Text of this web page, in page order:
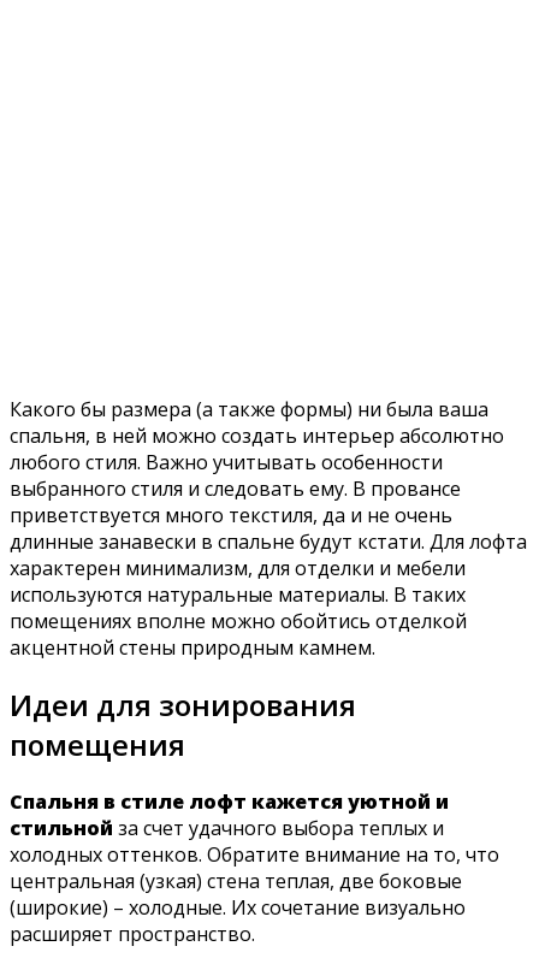
Какого бы размера (а также формы) ни была ваша
спальня, в ней можно создать интерьер абсолютно
любого стиля. Важно учитывать особенности
выбранного стиля и следовать ему. В провансе
приветствуется много текстиля, да и не очень
длинные занавески в спальне будут кстати. Для лофта
характерен минимализм, для отделки и мебели
используются натуральные материалы. В таких
помещениях вполне можно обойтись отделкой
акцентной стены природным камнем.
Идеи для зонирования
помещения
Спальня в стиле лофт кажется уютной и
стильной за счет удачного выбора теплых и
холодных оттенков. Обратите внимание на то, что
центральная (узкая) стена теплая, две боковые
(широкие) – холодные. Их сочетание визуально
расширяет пространство.